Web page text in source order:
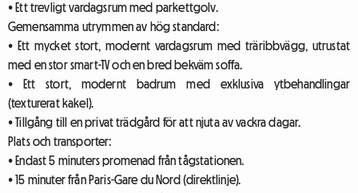
• Ett trevligt vardagsrum med parkettgolv.
Gemensamma utrymmen av hög standard:
• Ett mycket stort, modernt vardagsrum med träribbvägg, utrustat
med en stor smart-TV och en bred bekväm soffa.
• Ett stort, modernt badrum med exklusiva ytbehandlingar
(texturerat kakel).
• Tillgång till en privat trädgård för att njuta av vackra dagar.
Plats och transporter:
• Endast 5 minuters promenad från tågstationen.
• 15 minuter från Paris-Gare du Nord (direktlinje).